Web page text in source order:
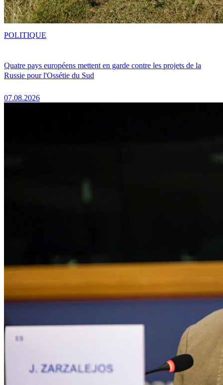
Quatre pays européens mettent en garde contre les projets de la
Russie pour l'Ossétie du Sud
07.08.2026
POLITIQUE